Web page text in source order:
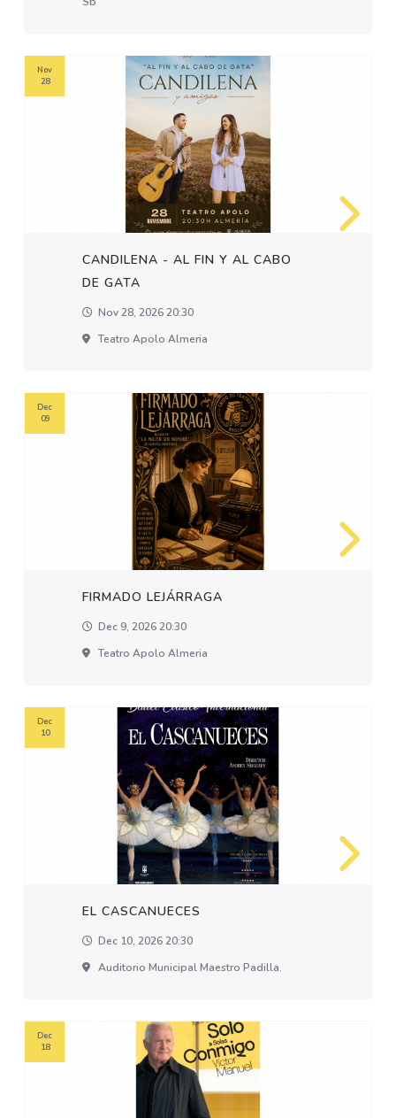
CANDILENA - AL FIN Y AL CABO
DE GATA
Nov 28, 2026 20:30
Teatro Apolo Almeria
Nov
28
FIRMADO LEJÁRRAGA
Dec 9, 2026 20:30
Teatro Apolo Almeria
Dec
09
EL CASCANUECES
Dec 10, 2026 20:30
Auditorio Municipal Maestro Padilla.
Dec
10
Dec
18